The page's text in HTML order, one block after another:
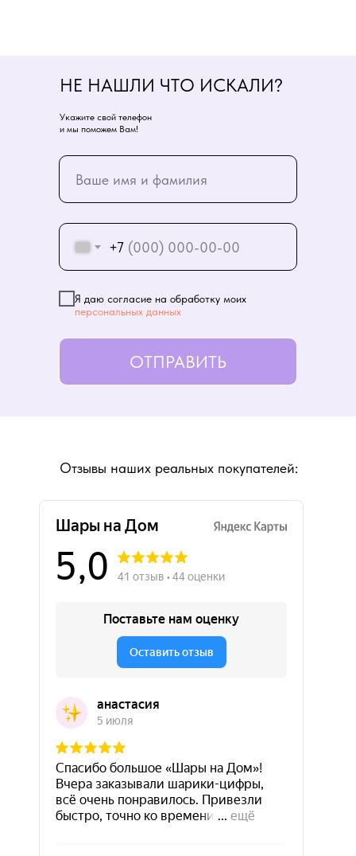
+7
Я даю согласие на обработку моих
персональных данных
ОТПРАВИТЬ
НЕ НАШЛИ ЧТО ИСКАЛИ?
Укажите свой телефон
и мы поможем Вам!
Отзывы наших реальных покупателей: